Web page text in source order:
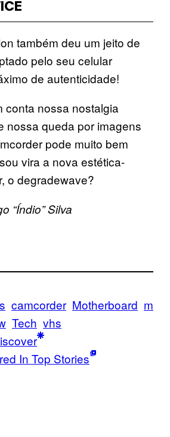
também deu um jeito de
pelo seu celular
de autenticidade!
conta nossa nostalgia
nossa queda por imagens
pode muito bem
vira a nova estética-
o degradewave?
“Índio” Silva
camcorder Motherboard m
Tech vhs
In Top Stories